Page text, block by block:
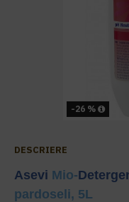
-26 %
DESCRIERE
Asevi Mio-
pardoseli, 5L